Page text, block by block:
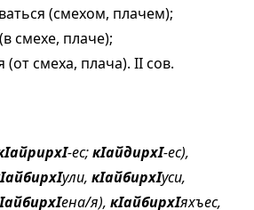
(смехом, плачем);
смехе, плаче);
(от смеха, плача). II сов.
-ес;кIайдирхI-ес),
ули, кIайбирхIуси,
ена/я), кIайбирхIяхъес,